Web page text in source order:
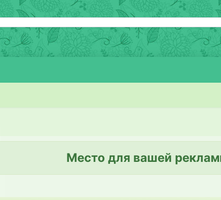
Место для вашей